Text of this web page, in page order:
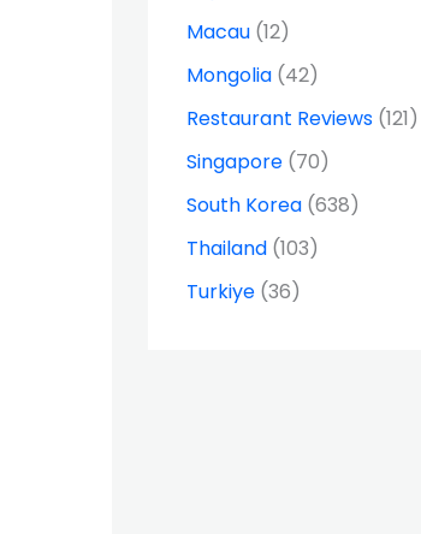
Macau (12)
Mongolia (42)
Restaurant Reviews (121)
Singapore (70)
South Korea (638)
Thailand (103)
Turkiye (36)